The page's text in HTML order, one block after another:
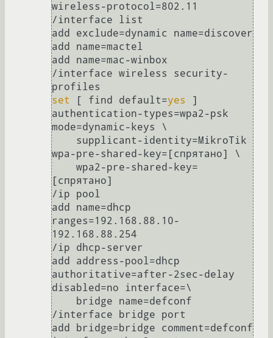
wireless-protocol=802.11
/interface list
add exclude=dynamic name=discover
add name=mactel
add name=mac-winbox
/interface wireless security-
set
[ find default=yes
]
authentication-types=wpa2-psk
mode=dynamic-keys \
wpa-pre-shared-key=[спрятано] \
[спрятано]
/ip pool
add name=dhcp
ranges=192.168.88.10-
192.168.88.254
/ip dhcp-server
add address-pool=dhcp
authoritative=after-2sec-delay
disabled=no interface=\
/interface bridge port
add bridge=bridge comment=defconf